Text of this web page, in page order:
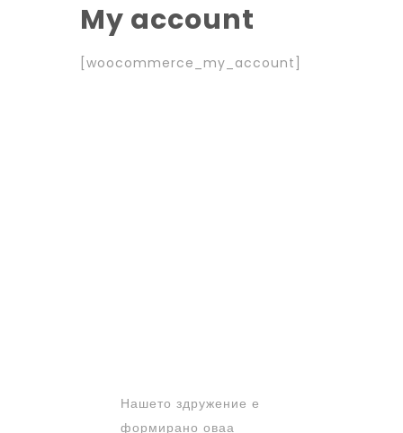
My account
[woocommerce_my_account]
Нашето здружение е
формирано оваа